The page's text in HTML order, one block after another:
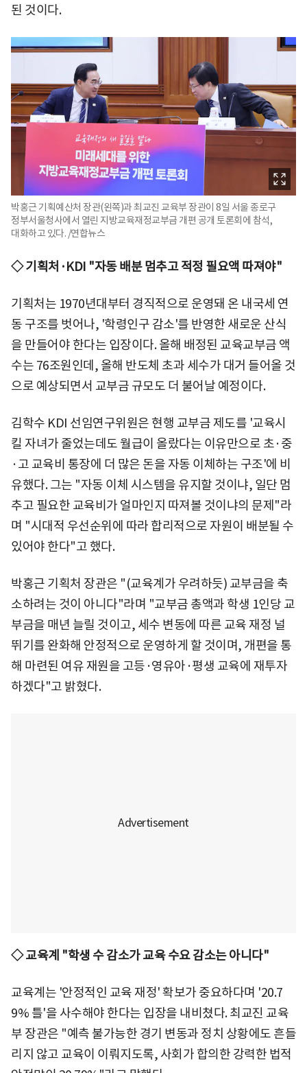
된 것이다.
박홍근 기획예산처 장관(왼쪽)과 최교진 교육부 장관이 8일 서울 종로구
정부서울청사에서 열린 지방교육재정교부금 개편 공개 토론회에 참석,
대화하고 있다. /연합뉴스
◇ 기획처·KDI "자동 배분 멈추고 적정 필요액 따져야"
기획처는 1970년대부터 경직적으로 운영돼 온 내국세 연
동 구조를 벗어나, '학령인구 감소'를 반영한 새로운 산식
을 만들어야 한다는 입장이다. 올해 배정된 교육교부금 액
수는 76조원인데, 올해 반도체 초과 세수가 대거 들어올 것
으로 예상되면서 교부금 규모도 더 불어날 예정이다.
김학수 KDI 선임연구위원은 현행 교부금 제도를 '교육시
킬 자녀가 줄었는데도 월급이 올랐다는 이유만으로 초·중
·고 교육비 통장에 더 많은 돈을 자동 이체하는 구조'에 비
유했다. 그는 "자동 이체 시스템을 유지할 것이냐, 일단 멈
추고 필요한 교육비가 얼마인지 따져볼 것이냐의 문제"라
며 "시대적 우선순위에 따라 합리적으로 자원이 배분될 수
있어야 한다"고 했다.
박홍근 기획처 장관은 "(교육계가 우려하듯) 교부금을 축
소하려는 것이 아니다"라며 "교부금 총액과 학생 1인당 교
부금을 매년 늘릴 것이고, 세수 변동에 따른 교육 재정 널
뛰기를 완화해 안정적으로 운영하게 할 것이며, 개편을 통
해 마련된 여유 재원을 고등·영유아·평생 교육에 재투자
하겠다"고 밝혔다.
◇ 교육계 "학생 수 감소가 교육 수요 감소는 아니다"
교육계는 '안정적인 교육 재정' 확보가 중요하다며 '20.7
9% 틀'을 사수해야 한다는 입장을 내비쳤다. 최교진 교육
부 장관은 "예측 불가능한 경기 변동과 정치 상황에도 흔들
리지 않고 교육이 이뤄지도록, 사회가 합의한 강력한 법적